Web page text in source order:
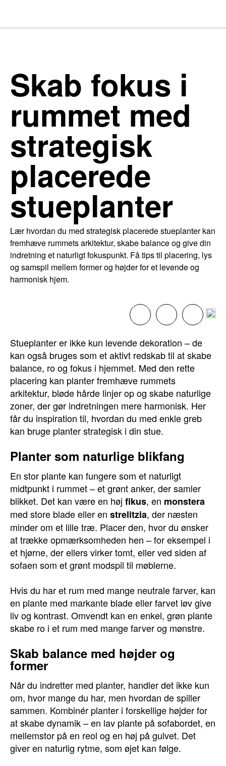
Skab fokus i
rummet med
strategisk
placerede
stueplanter
Lær hvordan du med strategisk placerede stueplanter kan
fremhæve rummets arkitektur, skabe balance og give din
indretning et naturligt fokuspunkt. Få tips til placering, lys
og samspil mellem former og højder for et levende og
harmonisk hjem.
Stueplanter er ikke kun levende dekoration – de
kan også bruges som et aktivt redskab til at skabe
balance, ro og fokus i hjemmet. Med den rette
placering kan planter fremhæve rummets
arkitektur, bløde hårde linjer op og skabe naturlige
zoner, der gør indretningen mere harmonisk. Her
får du inspiration til, hvordan du med enkle greb
kan bruge planter strategisk i din stue.
Planter som naturlige blikfang
En stor plante kan fungere som et naturligt
midtpunkt i rummet – et grønt anker, der samler
blikket. Det kan være en høj fikus, en monstera
med store blade eller en strelitzia, der næsten
minder om et lille træ. Placer den, hvor du ønsker
at trække opmærksomheden hen – for eksempel i
et hjørne, der ellers virker tomt, eller ved siden af
sofaen som et grønt modspil til møblerne.
Hvis du har et rum med mange neutrale farver, kan
en plante med markante blade eller farvet løv give
liv og kontrast. Omvendt kan en enkel, grøn plante
skabe ro i et rum med mange farver og mønstre.
Skab balance med højder og
former
Når du indretter med planter, handler det ikke kun
om, hvor mange du har, men hvordan de spiller
sammen. Kombinér planter i forskellige højder for
at skabe dynamik – en lav plante på sofabordet, en
mellemstor på en reol og en høj på gulvet. Det
giver en naturlig rytme, som øjet kan følge.